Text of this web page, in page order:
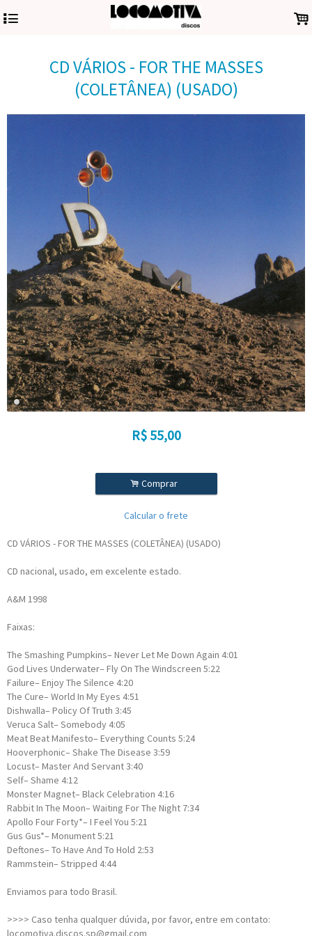
4 .
CD VÁRIOS - FOR THE MASSES
(COLETÂNEA) (USADO)
R$55,00
. Comprar
Calcular o frete
CD VÁRIOS - FOR THE MASSES (COLETÂNEA) (USADO)
CD nacional, usado, em excelente estado.
A&M 1998
Faixas:
The Smashing Pumpkins– Never Let Me Down Again 4:01
God Lives Underwater– Fly On The Windscreen 5:22
Failure– Enjoy The Silence 4:20
The Cure– World In My Eyes 4:51
Dishwalla– Policy Of Truth 3:45
Veruca Salt– Somebody 4:05
Meat Beat Manifesto– Everything Counts 5:24
Hooverphonic– Shake The Disease 3:59
Locust– Master And Servant3:40
Self– Shame 4:12
Monster Magnet– Black Celebration 4:16
Rabbit In The Moon– Waiting For The Night 7:34
Apollo Four Forty*– I Feel You 5:21
Gus Gus*– Monument5:21
Deftones– To Have And To Hold 2:53
Rammstein– Stripped 4:44
Enviamos para todo Brasil.
>>>> Caso tenha qualquer dúvida, por favor, entre em contato:
locomotiva.discos.sp@gmail.com